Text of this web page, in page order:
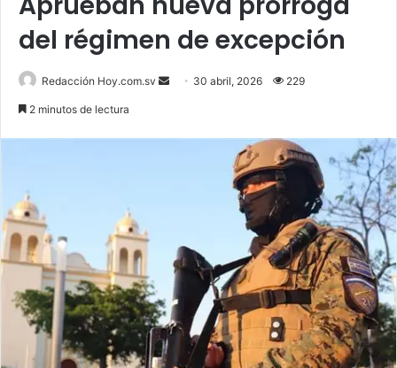
del régimen de excepción
Redacción Hoy.com.sv
Send 30 abril, 2026 229
2 minutos de lectura